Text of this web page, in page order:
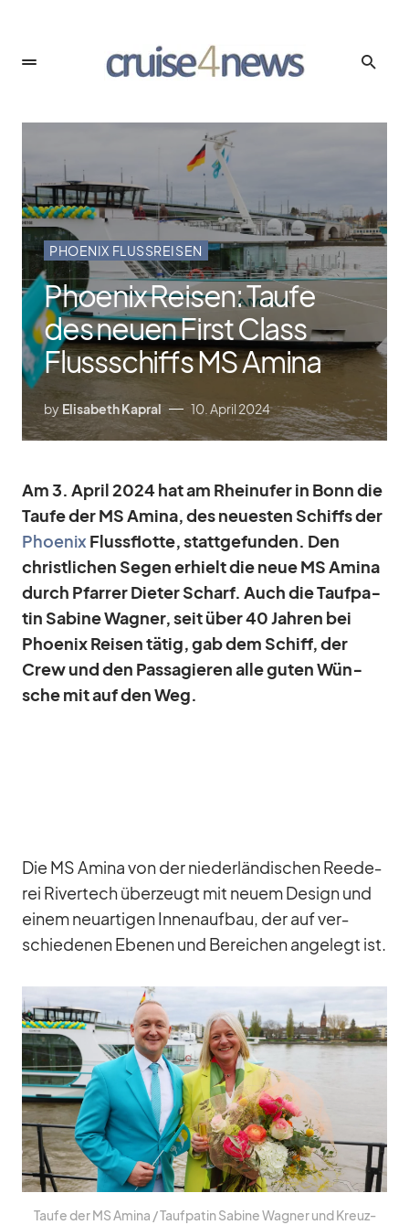
PHOENIX FLUSSREISEN
Phoenix Reisen: Taufe
des neuen First Class
Flussschiffs MS Amina
by Elisabeth Kapral 10. April 2024
Am 3. April 2024 hat am Rhein­ufer in Bonn die
Taufe der MS Amina, des neu­es­ten Schiffs der
Phoe­nix Fluss­flotte, statt­ge­fun­den. Den
christ­li­chen Se­gen er­hielt die neue MS Amina
durch Pfar­rer Die­ter Scharf. Auch die Tauf­pa­
tin Sa­bine Wag­ner, seit über 40 Jah­ren bei
Phoe­nix Rei­sen tä­tig, gab dem Schiff, der
Crew und den Pas­sa­gie­ren alle gu­ten Wün­
sche mit auf den Weg.
Die MS Amina von der nie­der­län­di­schen Ree­de­
rei Ri­ver­tech über­zeugt mit neuem De­sign und
ei­nem neu­ar­ti­gen In­nen­auf­bau, der auf ver­
schie­de­nen Ebe­nen und Be­rei­chen an­ge­legt ist.
Taufe der MS Amina /​ Tauf­pa­tin Sa­bine Wag­ner und Kreuz­